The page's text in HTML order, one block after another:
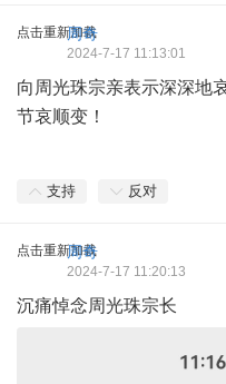
点击重新加载
周奇
2024-7-17 11:13:01
向周光珠宗亲表示深深地
节哀顺变！
周
支持 反对
点击重新加载
周奇
2024-7-17 11:20:13
沉痛悼念周光珠宗长